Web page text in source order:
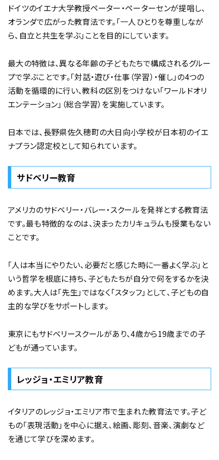
ドイツのイエナ大学教授ペーター・ペーターセンが提唱し、
オランダで広がった教育法です。「一人ひとりを尊重しなが
ら、自立と共生を学ぶ」ことを目的にしています。
最大の特徴は、異なる年齢の子どもたちで構成されるグルー
プで学ぶことです。「対話・遊び・仕事（学習）・催し」の4つの
活動を循環的に行い、教科の区別をつけない「ワールドオリ
エンテーション」（総合学習）を実施しています。
日本では、長野県佐久穂町の大日向小学校が日本初のイエ
ナプラン認定校として知られています。
サドベリー教育
アメリカのサドベリー・バレー・スクールを発祥とする教育法
です。最も特徴的なのは、決まったカリキュラムも授業もない
ことです。
「人は本当にやりたい、必要だと感じた時に一番よく学ぶ」と
いう哲学を根底に持ち、子どもたちが自分で何をするかを決
めます。大人は「先生」ではなく「スタッフ」として、子どもの自
主的な学びをサポートします。
東京にもサドベリースクールがあり、4歳から19歳までの子
どもが通っています。
レッジョ・エミリア教育
イタリアのレッジョ・エミリア市で生まれた教育法です。子ど
もの「表現活動」を中心に据え、絵画、彫刻、音楽、演劇など
を通じて学びを深めます。